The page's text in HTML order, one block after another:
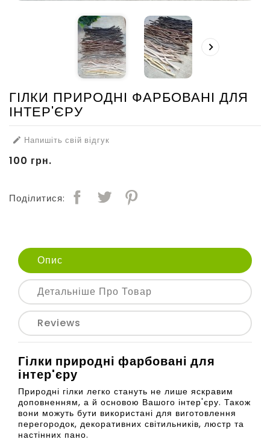

ГІЛКИ ПРИРОДНІ ФАРБОВАНІ ДЛЯ
ІНТЕР'ЄРУ
 Напишіть свій відгук
100 грн.
Поділитися:
Опис
Детальніше Про Товар
Reviews
Гілки природні фарбовані для
інтер'єру
Природні гілки легко стануть не лише яскравим
доповненням, а й основою Вашого інтер'єру. Також
вони можуть бути використані для виготовлення
перегородок, декоративних світильників, люстр та
настінних пано.